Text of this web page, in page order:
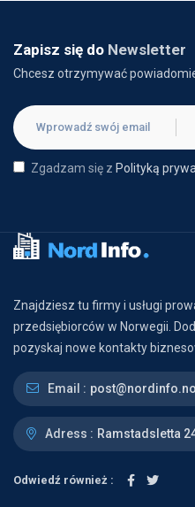
Zapisz się do Newsletter
Chcesz otrzymywać
Zgadzam się z Polityką
Znajdziesz tu firmy i usługi
przedsiębiorców w Norwegii.
pozyskaj nowe kontakty
Email : post@nordinfo.no
Adress : Ramstadsletta
Odwiedź również :